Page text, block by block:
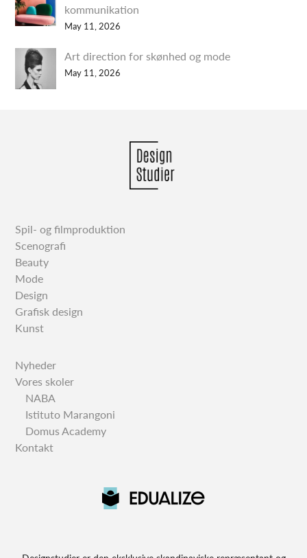
kommunikation
May 11, 2026
Art direction for skønhed og mode
May 11, 2026
Spil- og filmproduktion
Scenografi
Beauty
Mode
Design
Grafisk design
Kunst
Nyheder
Vores skoler
NABA
Istituto Marangoni
Domus Academy
Kontakt